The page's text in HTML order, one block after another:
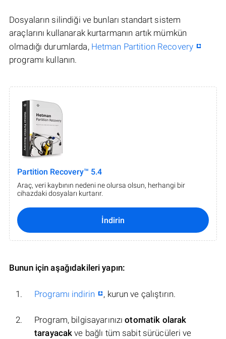
Dosyaların silindiği ve bunları standart sistem
araçlarını kullanarak kurtarmanın artık mümkün
olmadığı durumlarda, Hetman Partition Recovery
programı kullanın.
Partition Recovery™ 5.4
Araç, veri kaybının nedeni ne olursa olsun, herhangi bir
cihazdaki dosyaları kurtarır.
İndirin
Bunun için aşağıdakileri yapın:
Programı indirin , kurun ve çalıştırın.
Program, bilgisayarınızıotomatik olarak
tarayacak ve bağlı tüm sabit sürücüleri ve